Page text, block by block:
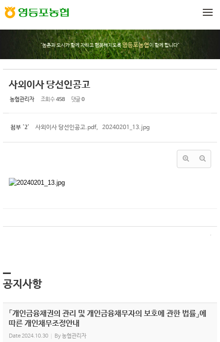
"농촌과 도시가 함께 자라고 행복해지도록영등포농협이 함께 합니다"
사외이사 당선인공고
농협관리자 조회 수458 댓글0
첨부 '2' 사외이사 당선인공고.pdf, 20240201_13.jpg
공지사항
「개인금융채권의 관리 및 개인금융채무자의 보호에 관한 법률」에
따른 개인채무조정안내
Date2024.10.30 By농협관리자